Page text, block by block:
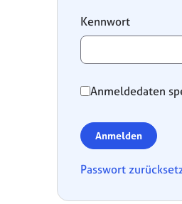
Kennwort
Anmeldedaten
Anmelden
Passwort